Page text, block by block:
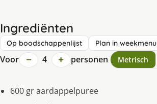
Ingrediënten
Op boodschappenlijst Plan in weekmenu
Voor − 4 + personen Metrisch
600 gr aardappelpuree